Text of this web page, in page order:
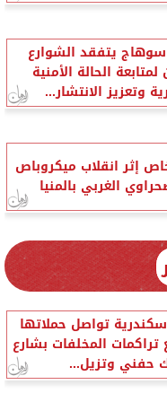
يتفقد الشوارع
لمتابعة الحالة الأمنية
وتعزيز الانتشار...
8 أشخاص إثر انقلاب ميكروباص
الغربي بالمنيا
تواصل حملاتها
تراكمات المخلفات بشارع
حفني وتزيل...